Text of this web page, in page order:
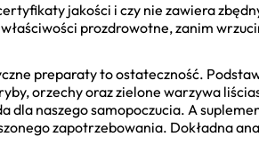
jakości i czy nie zawiera
prozdrowotne, zanim
preparaty to ostateczność.
orzechy oraz zielone warzywa
dla naszego samopoczucia. A
zapotrzebowania. Dokładna